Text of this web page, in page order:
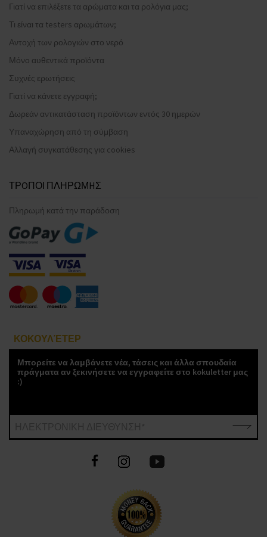
Γιατί να επιλέξετε τα αρώματα και τα ρολόγια μας;
Τι είναι τα testers αρωμάτων;
Αντοχή των ρολογιών στο νερό
Μόνο αυθεντικά προϊόντα
Συχνές ερωτήσεις
Γιατί να κάνετε εγγραφή;
Δωρεάν αντικατάσταση προϊόντων εντός 30 ημερών
Υπαναχώρηση από τη σύμβαση
Αλλαγή συγκατάθεσης για cookies
ΤΡOΠΟΙ ΠΛΗΡΩΜHΣ
Πληρωμή κατά την παράδοση
ΚΟΚΟΥΛΈΤΕΡ
Μπορείτε να λαμβάνετε νέα, τάσεις και άλλα σπουδαία
πράγματα αν ξεκινήσετε να εγγραφείτε στο kokuletter μας
:)